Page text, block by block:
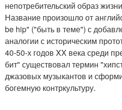
непотребительский образ
Название произошло от
be hip" ("быть в теме") с
аналогии с историческим
40-50-х годов XX века среди
бит" существовал термин
джазовых музыкантов и
богемную контркультуру.